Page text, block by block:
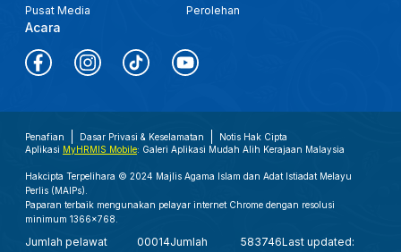
Pusat Media
Acara
Perolehan
Penafian Dasar Privasi & Keselamatan
Notis Hak Cipta
Aplikasi MyHRMIS Mobile: Galeri Aplikasi Mudah Alih Kerajaan Malaysia
Hakcipta Terpelihara © 2024 Majlis Agama Islam dan Adat Istiadat Melayu
Perlis (MAIPs).
Paparan terbaik mengunakan pelayar internet Chrome dengan resolusi
minimum 1366x768.
Jumlah pelawat 00014Jumlah 583746Last updated: